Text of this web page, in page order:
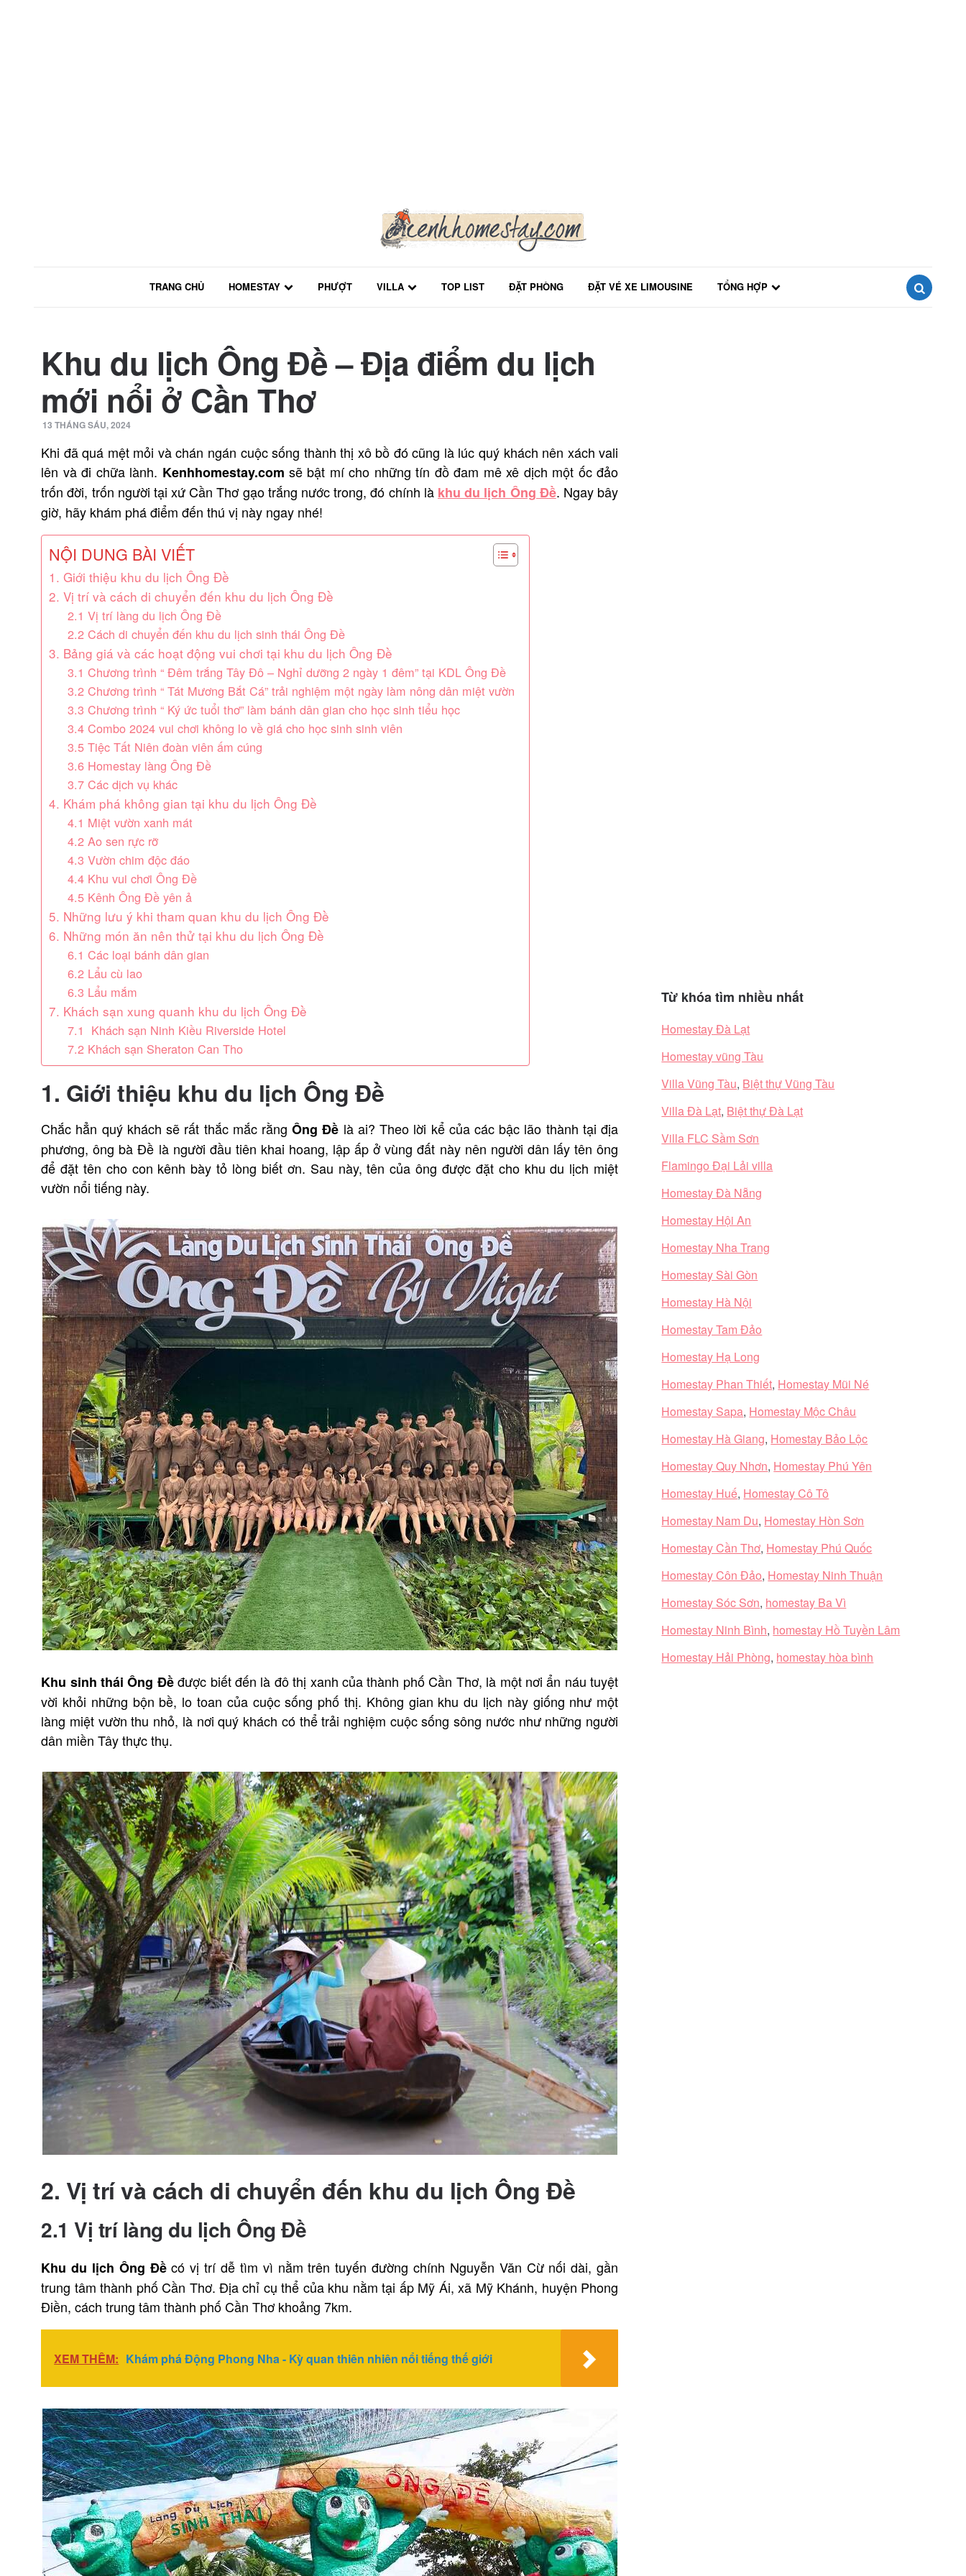
TRANG CHỦ HOMESTAY PHƯỢT VILLA TOP LIST ĐẶT PHÒNG ĐẶT VÉ XE LIMOUSINE
TỔNG HỢP
Khu du lịch Ông Đề – Địa điểm du lịch
mới nổi ở Cần Thơ
13 THÁNG SÁU, 2024
Khi đã quá mệt mỏi và chán ngán cuộc sống thành thị xô bồ đó cũng là lúc quý khách nên xách vali
lên và đi chữa lành. Kenhhomestay.com sẽ bật mí cho những tín đồ đam mê xê dịch một ốc đảo
trốn đời, trốn người tại xứ Cần Thơ gạo trắng nước trong, đó chính là khu du lịch Ông Đề. Ngay bây
giờ, hãy khám phá điểm đến thú vị này ngay nhé!
NỘI DUNG BÀI VIẾT
1. Giới thiệu khu du lịch Ông Đề
2. Vị trí và cách di chuyển đến khu du lịch Ông Đề
2.1 Vị trí làng du lịch Ông Đề
2.2 Cách di chuyển đến khu du lịch sinh thái Ông Đề
3. Bảng giá và các hoạt động vui chơi tại khu du lịch Ông Đề
3.1 Chương trình “ Đêm trắng Tây Đô – Nghỉ dưỡng 2 ngày 1 đêm” tại KDL Ông Đề
3.2 Chương trình “ Tát Mương Bắt Cá” trải nghiệm một ngày làm nông dân miệt vườn
3.3 Chương trình “ Ký ức tuổi thơ” làm bánh dân gian cho học sinh tiểu học
3.4 Combo 2024 vui chơi không lo về giá cho học sinh sinh viên
3.5 Tiệc Tất Niên đoàn viên ấm cúng
3.6 Homestay làng Ông Đề
3.7 Các dịch vụ khác
4. Khám phá không gian tại khu du lịch Ông Đề
4.1 Miệt vườn xanh mát
4.2 Ao sen rực rỡ
4.3 Vườn chim độc đáo
4.4 Khu vui chơi Ông Đề
4.5 Kênh Ông Đề yên ả
5. Những lưu ý khi tham quan khu du lịch Ông Đề
6. Những món ăn nên thử tại khu du lịch Ông Đề
6.1 Các loại bánh dân gian
6.2 Lẩu cù lao
6.3 Lẩu mắm
7. Khách sạn xung quanh khu du lịch Ông Đề
7.1 Khách sạn Ninh Kiều Riverside Hotel
7.2 Khách sạn Sheraton Can Tho
1. Giới thiệu khu du lịch Ông Đề
Chắc hẳn quý khách sẽ rất thắc mắc rằngÔng Đề là ai? Theo lời kể của các bậc lão thành tại địa
phương, ông bà Đề là người đầu tiên khai hoang, lập ấp ở vùng đất này nên người dân lấy tên ông
để đặt tên cho con kênh bày tỏ lòng biết ơn. Sau này, tên của ông được đặt cho khu du lịch miệt
vườn nổi tiếng này.
Khu sinh thái Ông Đềđược biết đến là đô thị xanh của thành phố Cần Thơ, là một nơi ẩn náu tuyệt
vời khỏi những bộn bề, lo toan của cuộc sống phố thị. Không gian khu du lịch này giống như một
làng miệt vườn thu nhỏ, là nơi quý khách có thể trải nghiệm cuộc sống sông nước như những người
dân miền Tây thực thụ.
2. Vị trí và cách di chuyển đến khu du lịch Ông Đề
2.1 Vị trí làng du lịch Ông Đề
Khu du lịch Ông Đềcó vị trí dễ tìm vì nằm trên tuyến đường chính Nguyễn Văn Cừ nối dài, gần
trung tâm thành phố Cần Thơ. Địa chỉ cụ thể của khu nằm tại ấp Mỹ Ái, xã Mỹ Khánh, huyện Phong
Điền, cách trung tâm thành phố Cần Thơ khoảng 7km.
XEM THÊM: Khám phá Động Phong Nha - Kỳ quan thiên nhiên nổi tiếng thế giới
Từ khóa tìm nhiều nhất
Homestay Đà Lạt
Homestay vũng Tàu
Villa Vũng Tàu, Biệt thự Vũng Tàu
Villa Đà Lạt, Biệt thự Đà Lạt
Villa FLC Sầm Sơn
Flamingo Đại Lải villa
Homestay Đà Nẵng
Homestay Hội An
Homestay Nha Trang
Homestay Sài Gòn
Homestay Hà Nội
Homestay Tam Đảo
Homestay Hạ Long
Homestay Phan Thiết, Homestay Mũi Né
Homestay Sapa, Homestay Mộc Châu
Homestay Hà Giang, Homestay Bảo Lộc
Homestay Quy Nhơn, Homestay Phú Yên
Homestay Huế, Homestay Cô Tô
Homestay Nam Du, Homestay Hòn Sơn
Homestay Cần Thơ, Homestay Phú Quốc
Homestay Côn Đảo, Homestay Ninh Thuận
Homestay Sóc Sơn, homestay Ba Vì
Homestay Ninh Bình, homestay Hồ Tuyền Lâm
Homestay Hải Phòng, homestay hòa bình